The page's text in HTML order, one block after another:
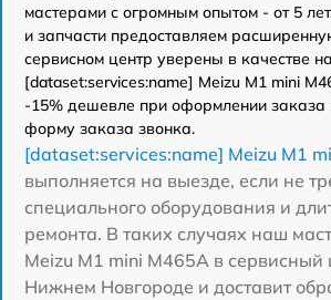
мастерами с огромным опытом - от 5
и запчасти предоставляем
сервисном центр уверены в качестве
[dataset:services:name] Meizu M1 mini
-15% дешевле при оформлении заказа
форму заказа звонка.
[dataset:services:name] Meizu M1
выполняется на выезде, если не
специального оборудования и
ремонта. В таких случаях наш
Meizu M1 mini M465A в сервисный
Нижнем Новгороде и доставит